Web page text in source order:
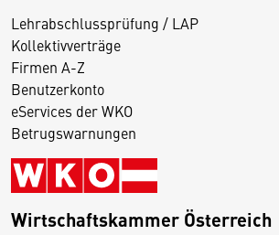
Lehrabschlussprüfung / LAP
Kollektivverträge
Firmen A-Z
Benutzerkonto
eServices der WKO
Betrugswarnungen
Wirtschaftskammer Österreich